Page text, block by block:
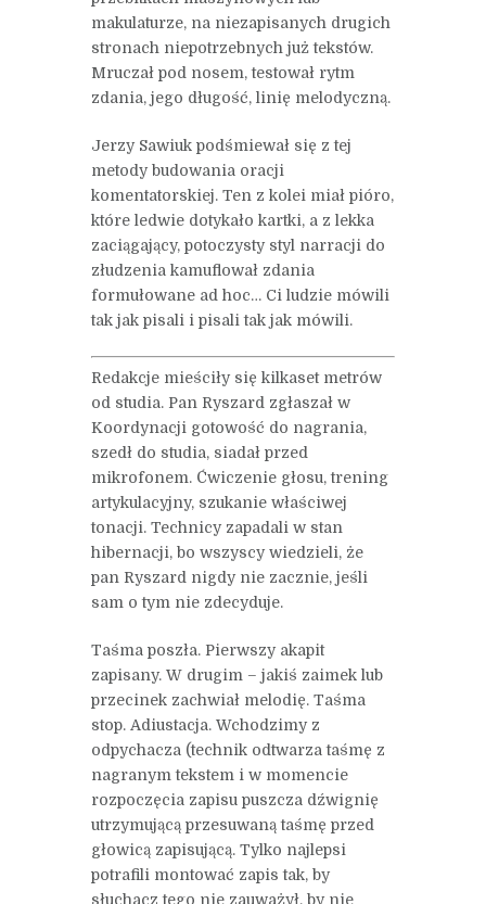
makulaturze, na niezapisanych drugich
stronach niepotrzebnych już tekstów.
Mruczał pod nosem, testował rytm
zdania, jego długość, linię melodyczną.
Jerzy Sawiuk podśmiewał się z tej
metody budowania oracji
komentatorskiej. Ten z kolei miał pióro,
które ledwie dotykało kartki, a z lekka
zaciągający, potoczysty styl narracji do
złudzenia kamuflował zdania
formułowane ad hoc… Ci ludzie mówili
tak jak pisali i pisali tak jak mówili.
Redakcje mieściły się kilkaset metrów
od studia. Pan Ryszard zgłaszał w
Koordynacji gotowość do nagrania,
szedł do studia, siadał przed
mikrofonem. Ćwiczenie głosu, trening
artykulacyjny, szukanie właściwej
tonacji. Technicy zapadali w stan
hibernacji, bo wszyscy wiedzieli, że
pan Ryszard nigdy nie zacznie, jeśli
sam o tym nie zdecyduje.
Taśma poszła. Pierwszy akapit
zapisany. W drugim – jakiś zaimek lub
przecinek zachwiał melodię. Taśma
stop. Adiustacja. Wchodzimy z
odpychacza (technik odtwarza taśmę z
nagranym tekstem i w momencie
rozpoczęcia zapisu puszcza dźwignię
utrzymującą przesuwaną taśmę przed
głowicą zapisującą. Tylko najlepsi
potrafili montować zapis tak, by
słuchacz tego nie zauważył, by nie